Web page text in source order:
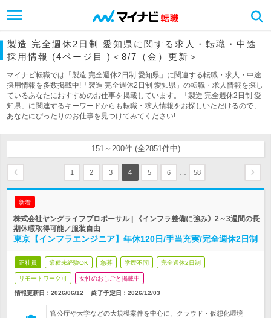
製造 完全週休2日制 愛知県に関する求人・転職・中途
採用情報 (4ページ目 )＜8/7（金）更新＞
マイナビ転職では「製造 完全週休2日制 愛知県」に関連する転職・求人・中途
採用情報を多数掲載中!「製造 完全週休2日制 愛知県」の転職・求人情報を探し
ているあなたにおすすめのお仕事を掲載しています。「製造 完全週休2日制 愛
知県」に関連するキーワードからも転職・求人情報をお探しいただけるので、
あなたにぴったりのお仕事を見つけてみてください!
151～200件 (全2851件中)
1 2 3 4 5 6 58
新着
株式会社ヤングライフプロポーサル | 《インフラ整備に強み》2～3週間の長
期休暇取得可能／服装自由
東京【インフラエンジニア】年休120日/手当充実/完全週休2日制
正社員 業種未経験OK 急募 学歴不問 完全週休2日制
リモートワーク可 女性のおしごと掲載中
情報更新日：2026/06/12 終了予定日： 2026/12/03
官公庁や大学などの大規模案件を中心に、クラウド・仮想化環境